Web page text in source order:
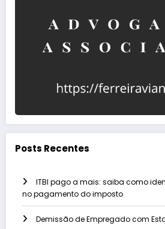
Posts Recentes
ITBI pago a mais: saiba como
no pagamento do imposto
Demissão de Empregado com